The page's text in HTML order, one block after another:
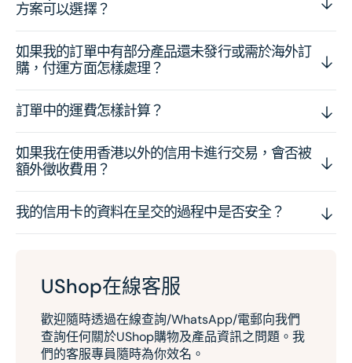
方案可以選擇？
如果我的訂單中有部分產品還未發行或需於海外訂
購，付運方面怎樣處理？
訂單中的運費怎樣計算？
如果我在使用香港以外的信用卡進行交易，會否被
額外徵收費用？
我的信用卡的資料在呈交的過程中是否安全？
UShop在線客服
歡迎隨時透過在線查詢/WhatsApp/電郵向我們
查詢任何關於UShop購物及產品資訊之問題。我
們的客服專員隨時為你效名。